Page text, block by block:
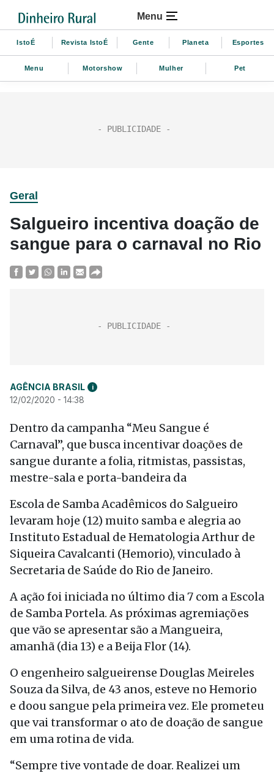
Menu
IstoÉ Revista IstoÉ Gente Planeta Esportes
Menu Motorshow Mulher Pet
Geral
Salgueiro incentiva doação de
sangue para o carnaval no Rio
AGÊNCIA BRASIL i
12/02/2020 - 14:38
Dentro da campanha “Meu Sangue é
Carnaval”, que busca incentivar doações de
sangue durante a folia, ritmistas, passistas,
mestre-sala e porta-bandeira da
Escola de Samba Acadêmicos do Salgueiro
levaram hoje (12) muito samba e alegria ao
Instituto Estadual de Hematologia Arthur de
Siqueira Cavalcanti (Hemorio), vinculado à
Secretaria de Saúde do Rio de Janeiro.
A ação foi iniciada no último dia 7 com a Escola
de Samba Portela. As próximas agremiações
que vão se apresentar são a Mangueira,
amanhã (dia 13) e a Beija Flor (14).
O engenheiro salgueirense Douglas Meireles
Souza da Silva, de 43 anos, esteve no Hemorio
e doou sangue pela primeira vez. Ele prometeu
que vai transformar o ato de doação de sangue
em uma rotina de vida.
“Sempre tive vontade de doar. Realizei um